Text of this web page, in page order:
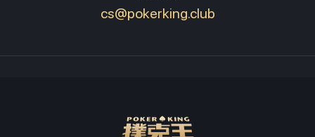
cs@pokerking.club